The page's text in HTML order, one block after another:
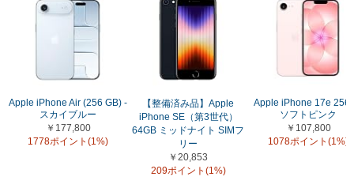
Apple iPhone Air (256 GB) -
スカイブルー
￥177,800
1778ポイント(1%)
【整備済み品】Apple
iPhone SE（第3世代）
64GB ミッドナイト SIMフ
リー
￥20,853
209ポイント(1%)
Apple iPhone 17e
ソフトピンク
￥107,800
1078ポイント(1%)